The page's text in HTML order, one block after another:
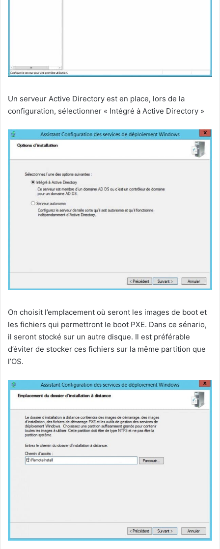
Un serveur Active Directory est en place, lors de la
configuration, sélectionner « Intégré à Active Directory »
On choisit l’emplacement où seront les images de boot et
les fichiers qui permettront le boot PXE. Dans ce sénario,
il seront stocké sur un autre disque. Il est préférable
d’éviter de stocker ces fichiers sur la même partition que
l’OS.